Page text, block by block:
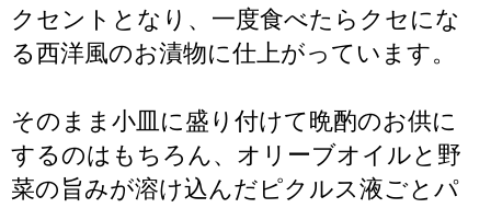
クセントとなり、一度食べたらクセにな
る西洋風のお漬物に仕上がっています。
そのまま小皿に盛り付けて晩酌のお供に
するのはもちろん、オリーブオイルと野
菜の旨みが溶け込んだピクルス液ごとパ